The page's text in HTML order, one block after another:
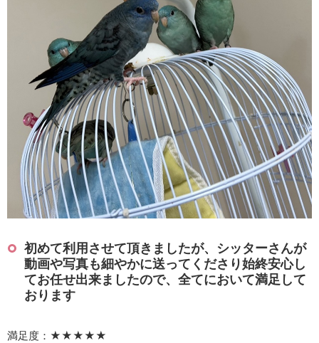
初めて利用させて頂きましたが、シッターさんが
動画や写真も細やかに送ってくださり始終安心し
てお任せ出来ましたので、全てにおいて満足して
おります
満足度：★★★★★